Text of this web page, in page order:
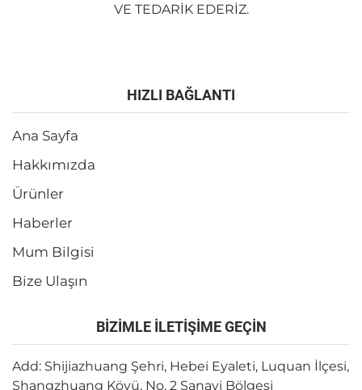
VE TEDARIK EDERIZ.
HIZLI BAĞLANTI
Ana Sayfa
Hakkımızda
Ürünler
Haberler
Mum Bilgisi
Bize Ulaşın
BİZİMLE İLETİŞİME GEÇİN
Add: Shijiazhuang Şehri, Hebei Eyaleti, Luquan İlçesi,
Shangzhuang Köyü, No. 2 Sanayi Bölgesi